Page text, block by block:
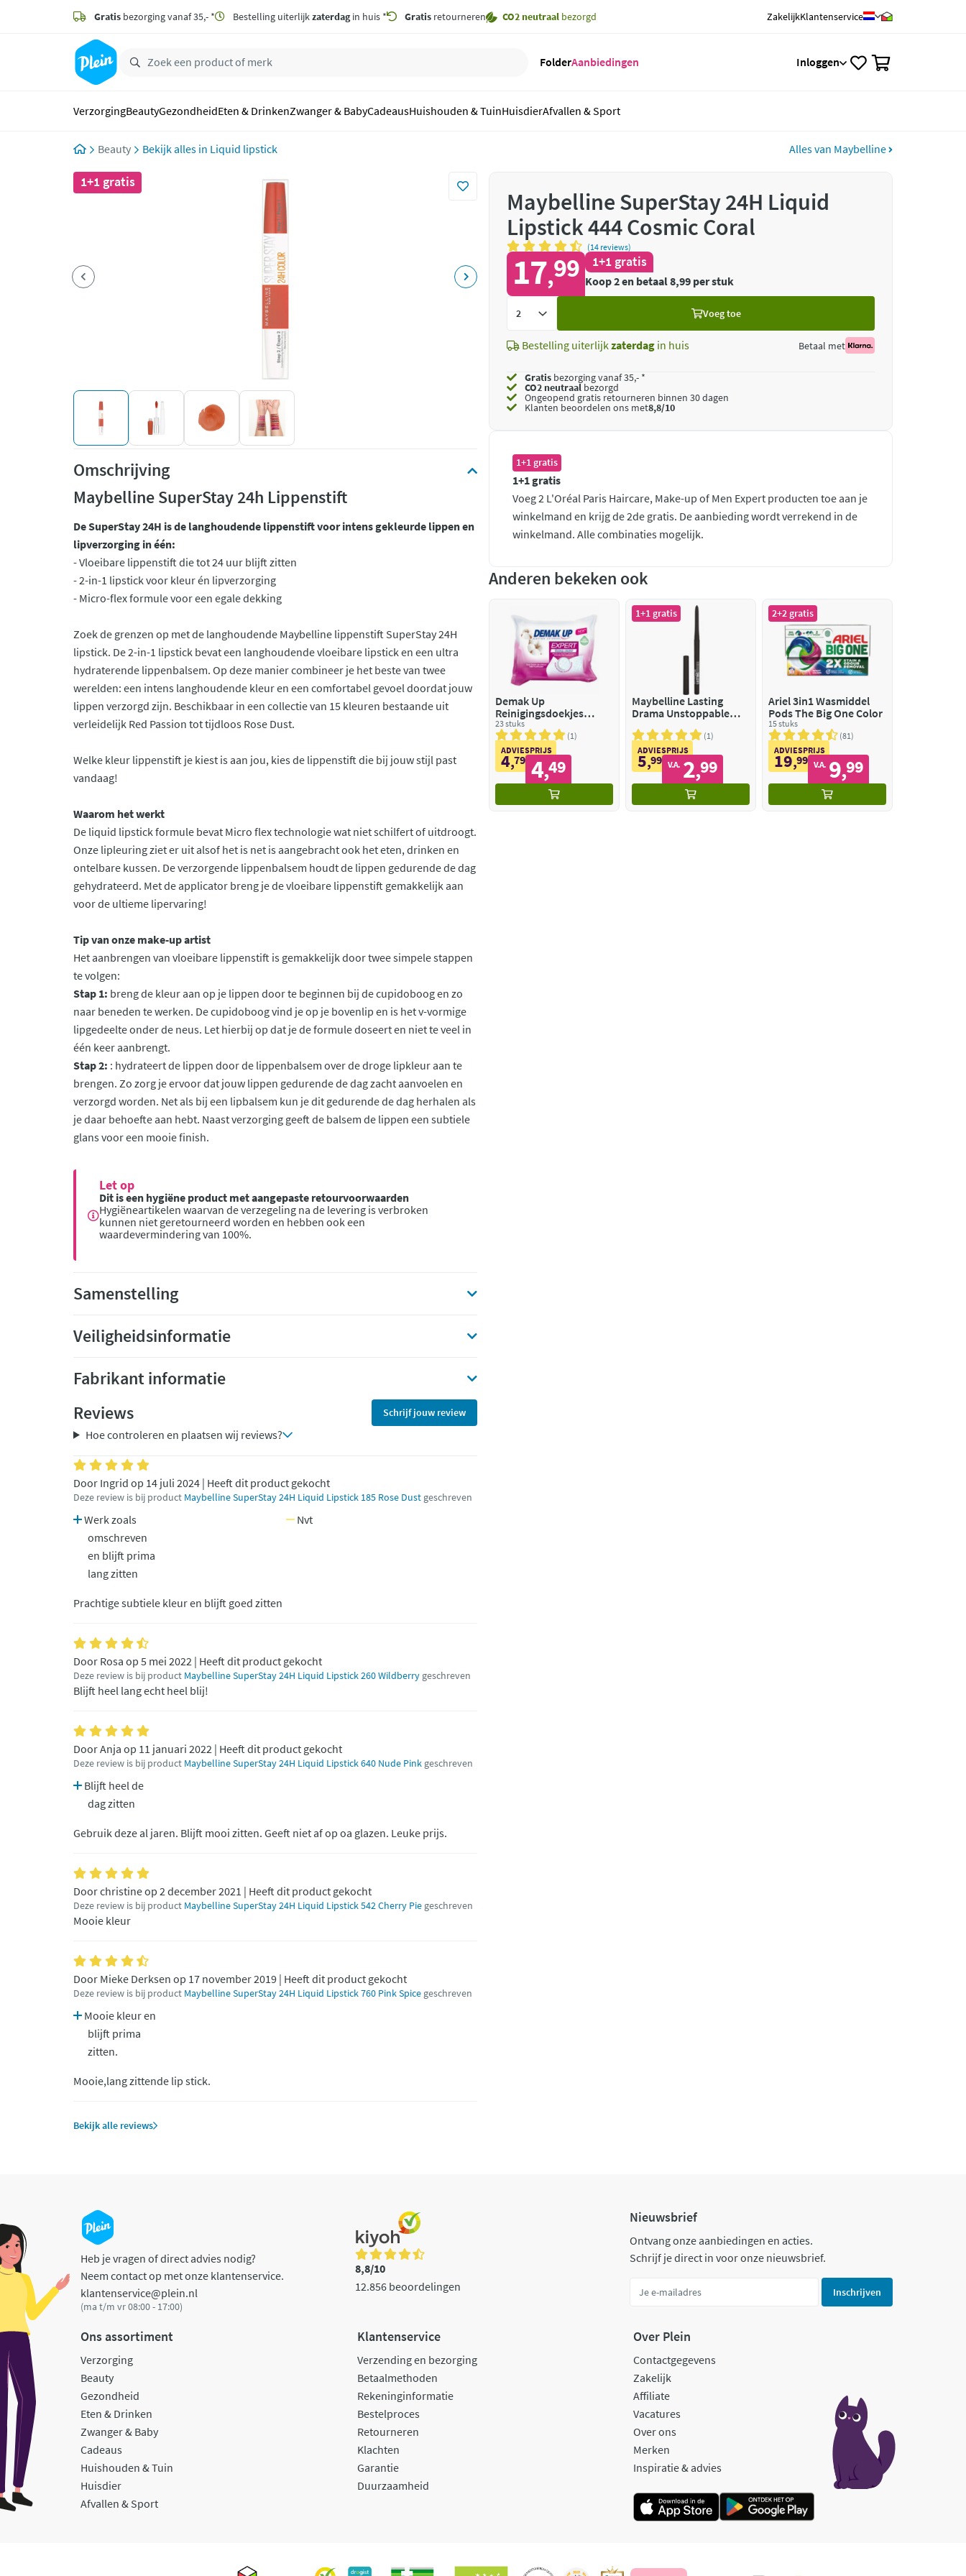
zoeken
hoofdinhoud
Gratis bezorging vanaf 35,- * Bestelling uiterlijkzaterdagin huis * Gratis retourneren CO2 neutraal bezorgd ZakelijkKlantenservice
FolderAanbiedingen Inloggen
VerzorgingBeautyGezondheidEten & DrinkenZwanger & BabyCadeausHuishouden & TuinHuisdierAfvallen & Sport
Beauty Liquid lipstick Alles van Maybelline
1+1 gratis
Omschrijving
Maybelline SuperStay 24h Lippenstift
De SuperStay 24H is de langhoudende lippenstift voor intens gekleurde lippen en
lipverzorging in één:
- Vloeibare lippenstift die tot 24 uur blijft zitten
- 2-in-1 lipstick voor kleur én lipverzorging
- Micro-flex formule voor een egale dekking
Zoek de grenzen op met de langhoudende Maybelline lippenstift SuperStay 24H
lipstick. De 2-in-1 lipstick bevat een langhoudende vloeibare lipstick en een ultra
hydraterende lippenbalsem. Op deze manier combineer je het beste van twee
werelden: een intens langhoudende kleur en een comfortabel gevoel doordat jouw
lippen verzorgd zijn. Beschikbaar in een collectie van 15 kleuren bestaande uit
verleidelijk Red Passion tot tijdloos Rose Dust.
Welke kleur lippenstift je kiest is aan jou, kies de lippenstift die bij jouw stijl past
vandaag!
Waarom het werkt
De liquid lipstick formule bevat Micro flex technologie wat niet schilfert of uitdroogt.
Onze lipleuring ziet er uit alsof het is net is aangebracht ook het eten, drinken en
ontelbare kussen. De verzorgende lippenbalsem houdt de lippen gedurende de dag
gehydrateerd. Met de applicator breng je de vloeibare lippenstift gemakkelijk aan
voor de ultieme lipervaring!
Tip van onze make-up artist
Het aanbrengen van vloeibare lippenstift is gemakkelijk door twee simpele stappen
te volgen:
Stap 1: breng de kleur aan op je lippen door te beginnen bij de cupidoboog en zo
naar beneden te werken. De cupidoboog vind je op je bovenlip en is het v-vormige
lipgedeelte onder de neus. Let hierbij op dat je de formule doseert en niet te veel in
één keer aanbrengt.
Stap 2: : hydrateert de lippen door de lippenbalsem over de droge lipkleur aan te
brengen. Zo zorg je ervoor dat jouw lippen gedurende de dag zacht aanvoelen en
verzorgd worden. Net als bij een lipbalsem kun je dit gedurende de dag herhalen als
je daar behoefte aan hebt. Naast verzorging geeft de balsem de lippen een subtiele
glans voor een mooie finish.
Let op
Dit is een hygiëne product met aangepaste retourvoorwaarden
Hygiëneartikelen waarvan de verzegeling na de levering is verbroken
kunnen niet geretourneerd worden en hebben ook een
waardevermindering van 100%.
Samenstelling
Veiligheidsinformatie
Fabrikant informatie
Reviews
Schrijf jouw review
Hoe controleren en plaatsen wij reviews?
Door Ingrid op 14 juli 2024 | Heeft dit product gekocht
Deze review is bij product Maybelline SuperStay 24H Liquid Lipstick 185 Rose Dust geschreven
Werk zoals
omschreven
en blijft prima
lang zitten
Nvt
Prachtige subtiele kleur en blijft goed zitten
Door Rosa op 5 mei 2022 | Heeft dit product gekocht
Deze review is bij product Maybelline SuperStay 24H Liquid Lipstick 260 Wildberry geschreven
Blijft heel lang echt heel blij!
Door Anja op 11 januari 2022 | Heeft dit product gekocht
Deze review is bij product Maybelline SuperStay 24H Liquid Lipstick 640 Nude Pink geschreven
Blijft heel de
dag zitten
Gebruik deze al jaren. Blijft mooi zitten. Geeft niet af op oa glazen. Leuke prijs.
Door christine op 2 december 2021 | Heeft dit product gekocht
Deze review is bij product Maybelline SuperStay 24H Liquid Lipstick 542 Cherry Pie geschreven
Mooie kleur
Door Mieke Derksen op 17 november 2019 | Heeft dit product gekocht
Deze review is bij product Maybelline SuperStay 24H Liquid Lipstick 760 Pink Spice geschreven
Mooie kleur en
blijft prima
zitten.
Mooie,lang zittende lip stick.
Bekijk alle reviews
Maybelline SuperStay 24H Liquid
Lipstick 444 Cosmic Coral
(14 reviews)
17,99 1+1 gratis
Koop 2 en betaal 8,99 per stuk
Voeg toe
Bestelling uiterlijkzaterdag in huis Betaal met
Gratis bezorging vanaf 35,- *
CO2 neutraalbezorgd
Ongeopend gratis retourneren binnen 30 dagen
Klanten beoordelen ons met8,8/10
1+1 gratis
1+1 gratis
Voeg 2 L'Oréal Paris Haircare, Make-up of Men Expert producten toe aan je
winkelmand en krijg de 2de gratis. De aanbieding wordt verrekend in de
winkelmand. Alle combinaties mogelijk.
Anderen bekeken ook
Demak Up
Reinigingsdoekjes
Expert
23 stuks
1
ADVIESPRIJS
4,79 4,49
1+1 gratis
Maybelline Lasting
Drama Unstoppable
1
ADVIESPRIJS
5,99 V.A. 2,99
2+2 gratis
Ariel 3in1 Wasmiddel
Pods The Big One Color
15 stuks
81
ADVIESPRIJS
19,99 V.A. 9,99
Heb je vragen of direct advies nodig?
Neem contact op met onze klantenservice.
klantenservice@plein.nl
(ma t/m vr 08:00 - 17:00)
8,8/10
12.856 beoordelingen
Nieuwsbrief
Ontvang onze aanbiedingen en acties.
Schrijf je direct in voor onze nieuwsbrief.
Inschrijven
Ons assortiment
Verzorging
Beauty
Gezondheid
Eten & Drinken
Zwanger & Baby
Cadeaus
Huishouden & Tuin
Huisdier
Afvallen & Sport
Klantenservice
Verzending en bezorging
Betaalmethoden
Rekeninginformatie
Bestelproces
Retourneren
Klachten
Garantie
Duurzaamheid
Over Plein
Contactgegevens
Zakelijk
Affiliate
Vacatures
Over ons
Merken
Inspiratie & advies